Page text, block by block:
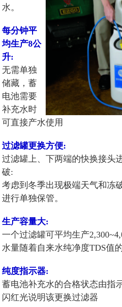
水。
每分钟平
均生产8公
升:
无需单独
储藏，蓄
电池需要
补充水时
可直接产水使用
过滤罐更换方便:
过滤罐上、下两端的快换接头
破:
考虑到冬季出现极端天气和冻
进行单独保管。
生产容量大:
一个过滤罐可平均生产
水量随着自来水纯净度TDS值
纯度指示器:
蓄电池补充水的合格状态由指
闪红光说明该更换过滤器